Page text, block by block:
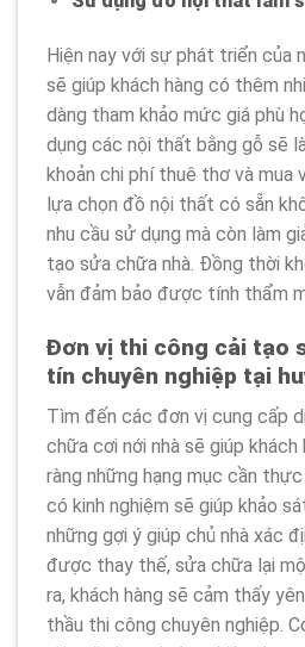
Hiện nay với sự phát triển của
sẽ giúp khách hàng có thêm
dàng tham khảo mức giá phù
dụng các nội thất bằng gỗ sẽ
khoản chi phí thuê thơ và mua
lựa chọn đồ nội thất có sẵn
nhu cầu sử dụng mà còn làm
tạo sửa chữa nhà. Đồng thời
vẫn đảm bảo được tính thẩm
Đơn vị thi công cải tạo
tín chuyên nghiệp tại
Tìm đến các đơn vị cung cấp
chữa cơi nới nhà sẽ giúp khách
ràng những hạng mục cần
có kinh nghiệm sẽ giúp khảo
những gợi ý giúp chủ nhà xác
được thay thế, sửa chữa lại
ra, khách hàng sẽ cảm thấy
thầu thi công chuyên nghiệp.